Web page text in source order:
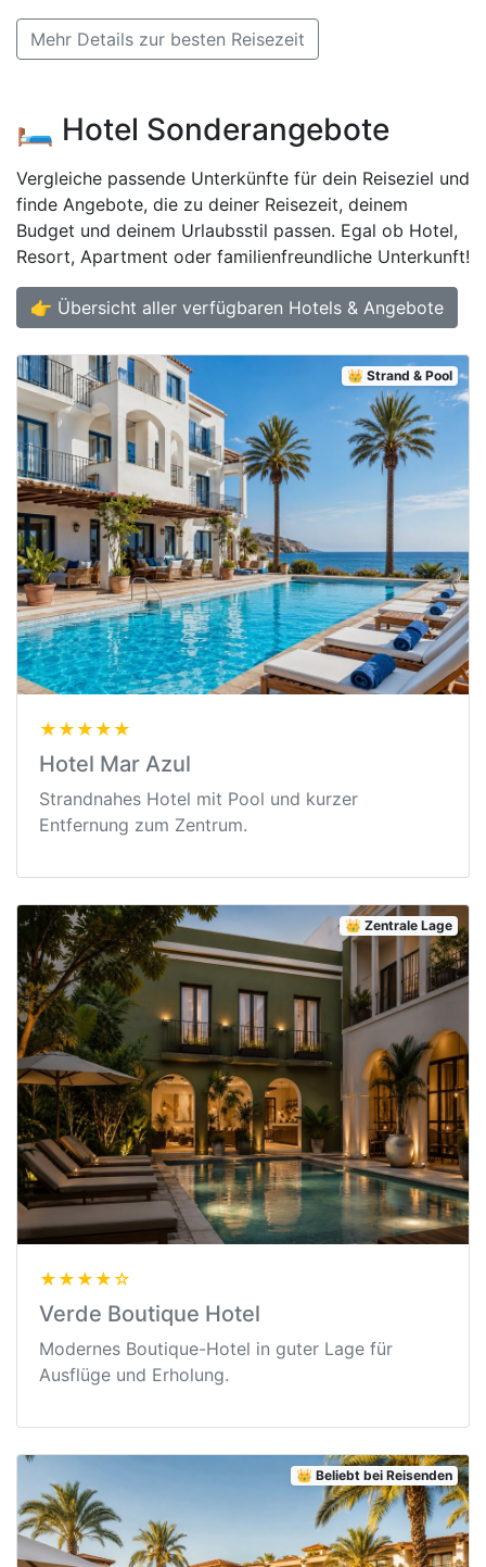
Mehr Details zur besten Reisezeit
🛏️ Hotel Sonderangebote
Vergleiche passende Unterkünfte für dein Reiseziel und
finde Angebote, die zu deiner Reisezeit, deinem
Budget und deinem Urlaubsstil passen. Egal ob Hotel,
Resort, Apartment oder familienfreundliche Unterkunft!
👉 Übersicht aller verfügbaren Hotels & Angebote
👑 Strand & Pool
★★★★★
Hotel Mar Azul
Strandnahes Hotel mit Pool und kurzer
Entfernung zum Zentrum.
👑 Zentrale Lage
★★★★☆
Verde Boutique Hotel
Modernes Boutique-Hotel in guter Lage für
Ausflüge und Erholung.
👑 Beliebt bei Reisenden